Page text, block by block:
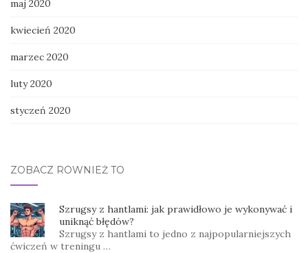
maj 2020
kwiecień 2020
marzec 2020
luty 2020
styczeń 2020
ZOBACZ RÓWNIEŻ TO
Szrugsy z hantlami: jak prawidłowo je wykonywać i
uniknąć błędów?
Szrugsy z hantlami to jedno z najpopularniejszych
ćwiczeń w treningu …